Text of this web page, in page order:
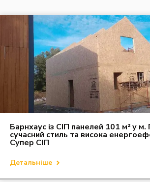
Барнхаус із СІП панелей 101 м² у
сучасний стиль та висока
Супер СІП
Детальніше